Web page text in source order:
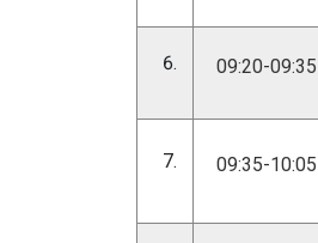
09:20-09:35
09:35-10:05